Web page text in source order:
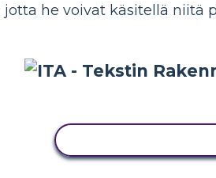
he voivat käsitellä niitä